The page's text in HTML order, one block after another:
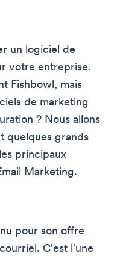
un logiciel de
votre entreprise.
Fishbowl, mais
de marketing
? Nous allons
quelques grands
principaux
Marketing.
pour son offre
C'est l'une